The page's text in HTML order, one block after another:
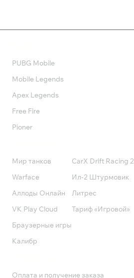
PUBG Mobile
Mobile Legends
Apex Legends
Free Fire
Pioner
Мир танков
Warface
Аллоды Онлайн
VK Play Cloud
Браузерные игры
Калибр
CarX Drift Racing 2
Ил-2 Штурмовик
Литрес
Тариф «Игровой»
Оплата и получение заказа